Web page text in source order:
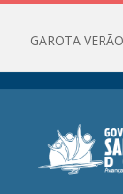
GAROTA